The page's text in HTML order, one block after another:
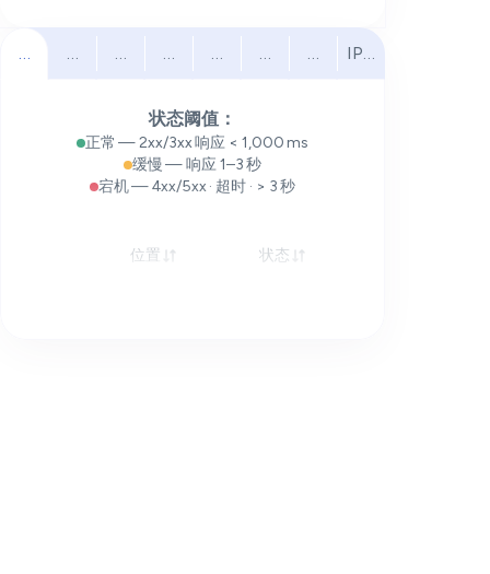
全部 北美 南美 欧洲 中东 非洲 亚太 IPv6
状态阈值：
正常 — 2xx/3xx 响应 < 1,000 ms
缓慢 — 响应 1–3 秒
宕机 — 4xx/5xx · 超时 · > 3 秒
位置 状态